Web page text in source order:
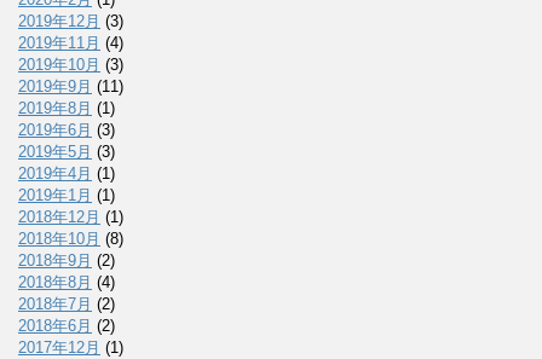
2019年12月 (3)
2019年11月 (4)
2019年10月 (3)
2019年9月 (11)
2019年8月 (1)
2019年6月 (3)
2019年5月 (3)
2019年4月 (1)
2019年1月 (1)
2018年12月 (1)
2018年10月 (8)
2018年9月 (2)
2018年8月 (4)
2018年7月 (2)
2018年6月 (2)
2017年12月 (1)